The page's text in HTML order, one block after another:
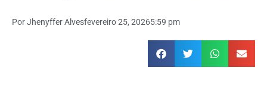
PorJhenyffer Alvesfevereiro 25, 20265:59 pm